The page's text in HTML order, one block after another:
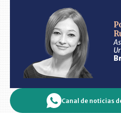
Canal de noticias